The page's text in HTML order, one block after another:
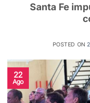
Santa Fe
POSTED ON
22
Ago